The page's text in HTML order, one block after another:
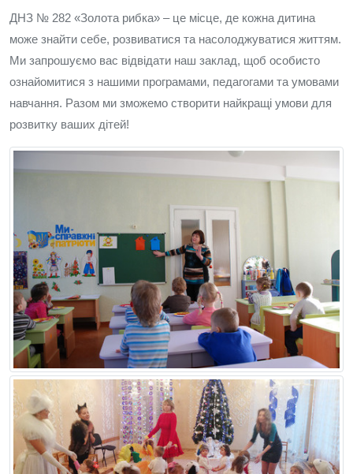
ДНЗ № 282 «Золота рибка» – це місце, де кожна дитина
може знайти себе, розвиватися та насолоджуватися життям.
Ми запрошуємо вас відвідати наш заклад, щоб особисто
ознайомитися з нашими програмами, педагогами та умовами
навчання. Разом ми зможемо створити найкращі умови для
розвитку ваших дітей!